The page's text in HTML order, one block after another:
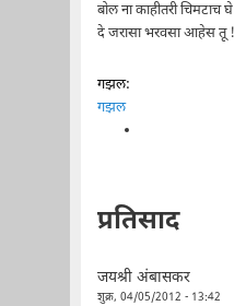
बोल ना काहीतरी चिमटाच घे
दे जरासा भरवसा आहेस तू !
गझल:
गझल
प्रतिसाद
जयश्री अंबासकर
शुक्र, 04/05/2012 - 13:42